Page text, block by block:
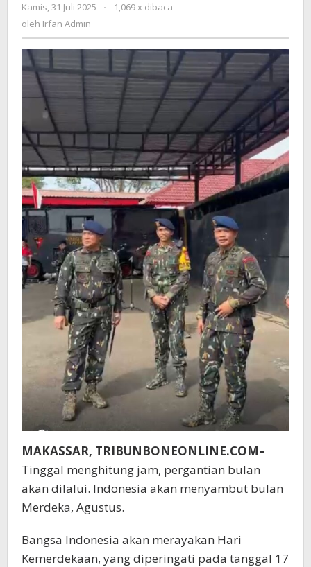
Bendera
Putih
Serentak
Kamis, 31 Juli 2025
oleh
-
1,069 x dibaca
oleh Irfan Admin
MAKASSAR, TRIBUNBONEONLINE.COM–
Tinggal menghitung jam, pergantian bulan
akan dilalui. Indonesia akan menyambut bulan
Merdeka, Agustus.
Bangsa Indonesia akan merayakan Hari
Kemerdekaan, yang diperingati pada tanggal 17